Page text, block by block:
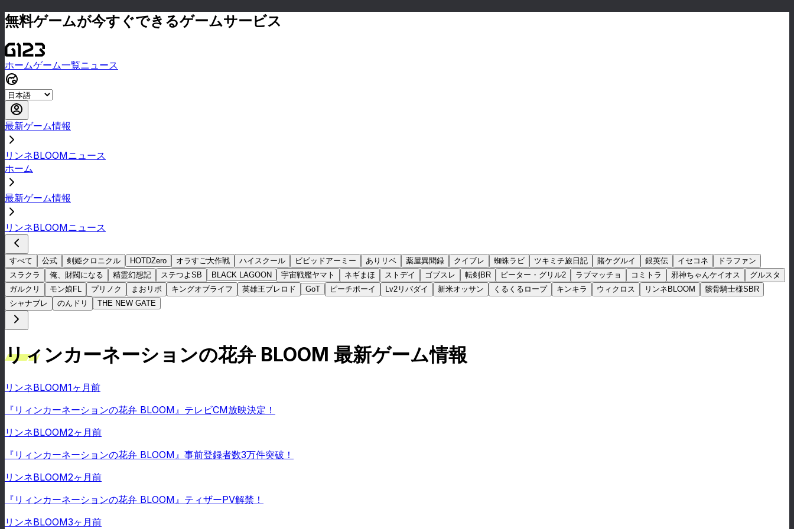
無料ゲームが今すぐできるゲームサービス
ホームゲーム一覧ニュース
最新ゲーム情報
リンネBLOOMニュース
ホーム
最新ゲーム情報
リンネBLOOMニュース
すべて 公式 剣姫クロニクル HOTDZero オラすご大作戦 ハイスクール ビビッドアーミー ありリベ 薬屋異聞録 クイブレ 蜘蛛ラビ ツキミチ旅日記 賭ケグルイ 銀英伝 イセコネ
ドラファン
スラクラ
俺、財閥になる 精霊幻想記 ステつよSB BLACK LAGOON 宇宙戦艦ヤマト ネギまほ ストデイ ゴブスレ 転剣BR ピーター・グリル2 ラブマッチョ コミトラ 邪神ちゃんケイオス
グルスタ
ガルクリ
モン娘FL プリノク まおリボ キングオブライフ 英雄王ブレロド GoT ピーチボーイ Lv2リバダイ 新米オッサン くるくるロープ キンキラ ウィクロス リンネBLOOM
骸骨騎士様SBR
シャナブレ
のんドリ THE NEW GATE
リィンカーネーションの花弁 BLOOM 最新ゲーム情報
リンネBLOOM1ヶ月前
『リィンカーネーションの花弁 BLOOM』テレビCM放映決定！
リンネBLOOM2ヶ月前
『リィンカーネーションの花弁 BLOOM』事前登録者数3万件突破！
リンネBLOOM2ヶ月前
『リィンカーネーションの花弁 BLOOM』ティザーPV解禁！
リンネBLOOM3ヶ月前